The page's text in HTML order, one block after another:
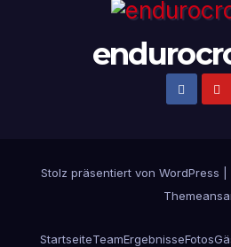
Stolz präsentiert von WordPress
StartseiteTeamErgebnisseFotos